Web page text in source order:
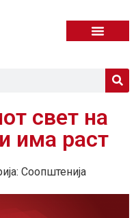
свет на
има раст
Соопштенија